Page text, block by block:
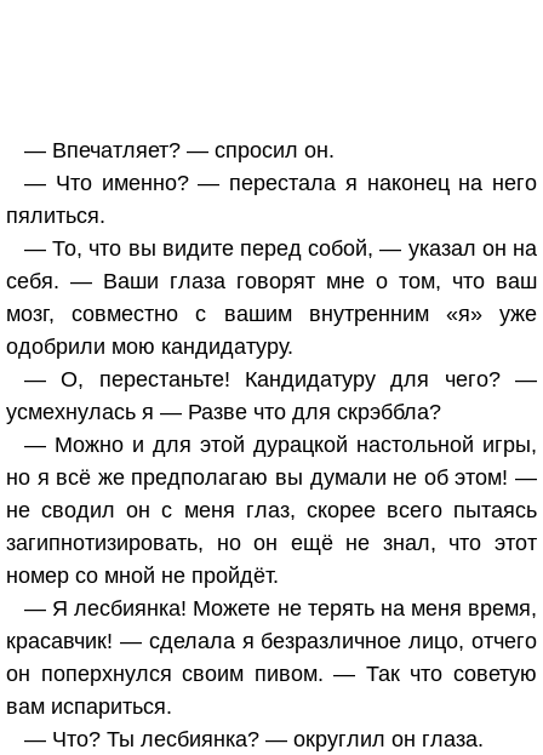
— Впечатляет? — спросил он.
— Что именно? — перестала я наконец на него
пялиться.
— То, что вы видите перед собой, — указал он на
себя. — Ваши глаза говорят мне о том, что ваш
мозг, совместно с вашим внутренним «я» уже
одобрили мою кандидатуру.
— О, перестаньте! Кандидатуру для чего? —
усмехнулась я — Разве что для скрэббла?
— Можно и для этой дурацкой настольной игры,
но я всё же предполагаю вы думали не об этом! —
не сводил он с меня глаз, скорее всего пытаясь
загипнотизировать, но он ещё не знал, что этот
номер со мной не пройдёт.
— Я лесбиянка! Можете не терять на меня время,
красавчик! — сделала я безразличное лицо, отчего
он поперхнулся своим пивом. — Так что советую
вам испариться.
— Что? Ты лесбиянка? — округлил он глаза.